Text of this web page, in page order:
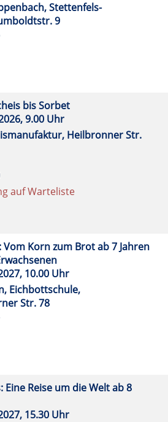
Stettenfels-
9
bis Sorbet
9.00 Uhr
Heilbronner Str.
auf Warteliste
Korn zum Brot ab 7 Jahren
10.00 Uhr
Eichbottschule,
Str. 78
Reise um die Welt ab 8
15.30 Uhr